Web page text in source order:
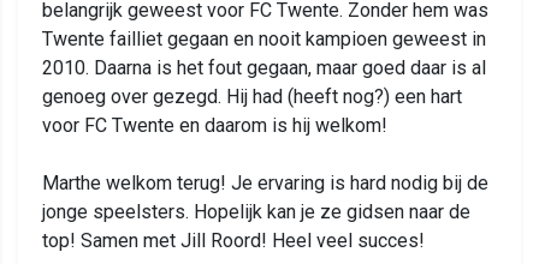
belangrijk geweest voor FC Twente. Zonder hem was
Twente failliet gegaan en nooit kampioen geweest in
2010. Daarna is het fout gegaan, maar goed daar is al
genoeg over gezegd. Hij had (heeft nog?) een hart
voor FC Twente en daarom is hij welkom!
Marthe welkom terug! Je ervaring is hard nodig bij de
jonge speelsters. Hopelijk kan je ze gidsen naar de
top! Samen met Jill Roord! Heel veel succes!